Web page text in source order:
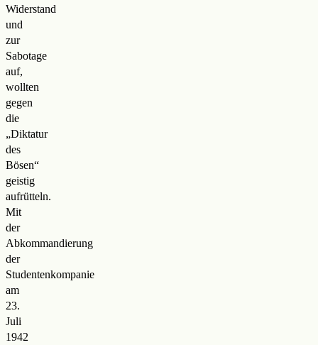
Widerstand
und
zur
Sabotage
auf,
wollten
gegen
die
„Diktatur
des
Bösen“
geistig
aufrütteln.
Mit
der
Abkommandierung
der
Studentenkompanie
am
23.
Juli
1942